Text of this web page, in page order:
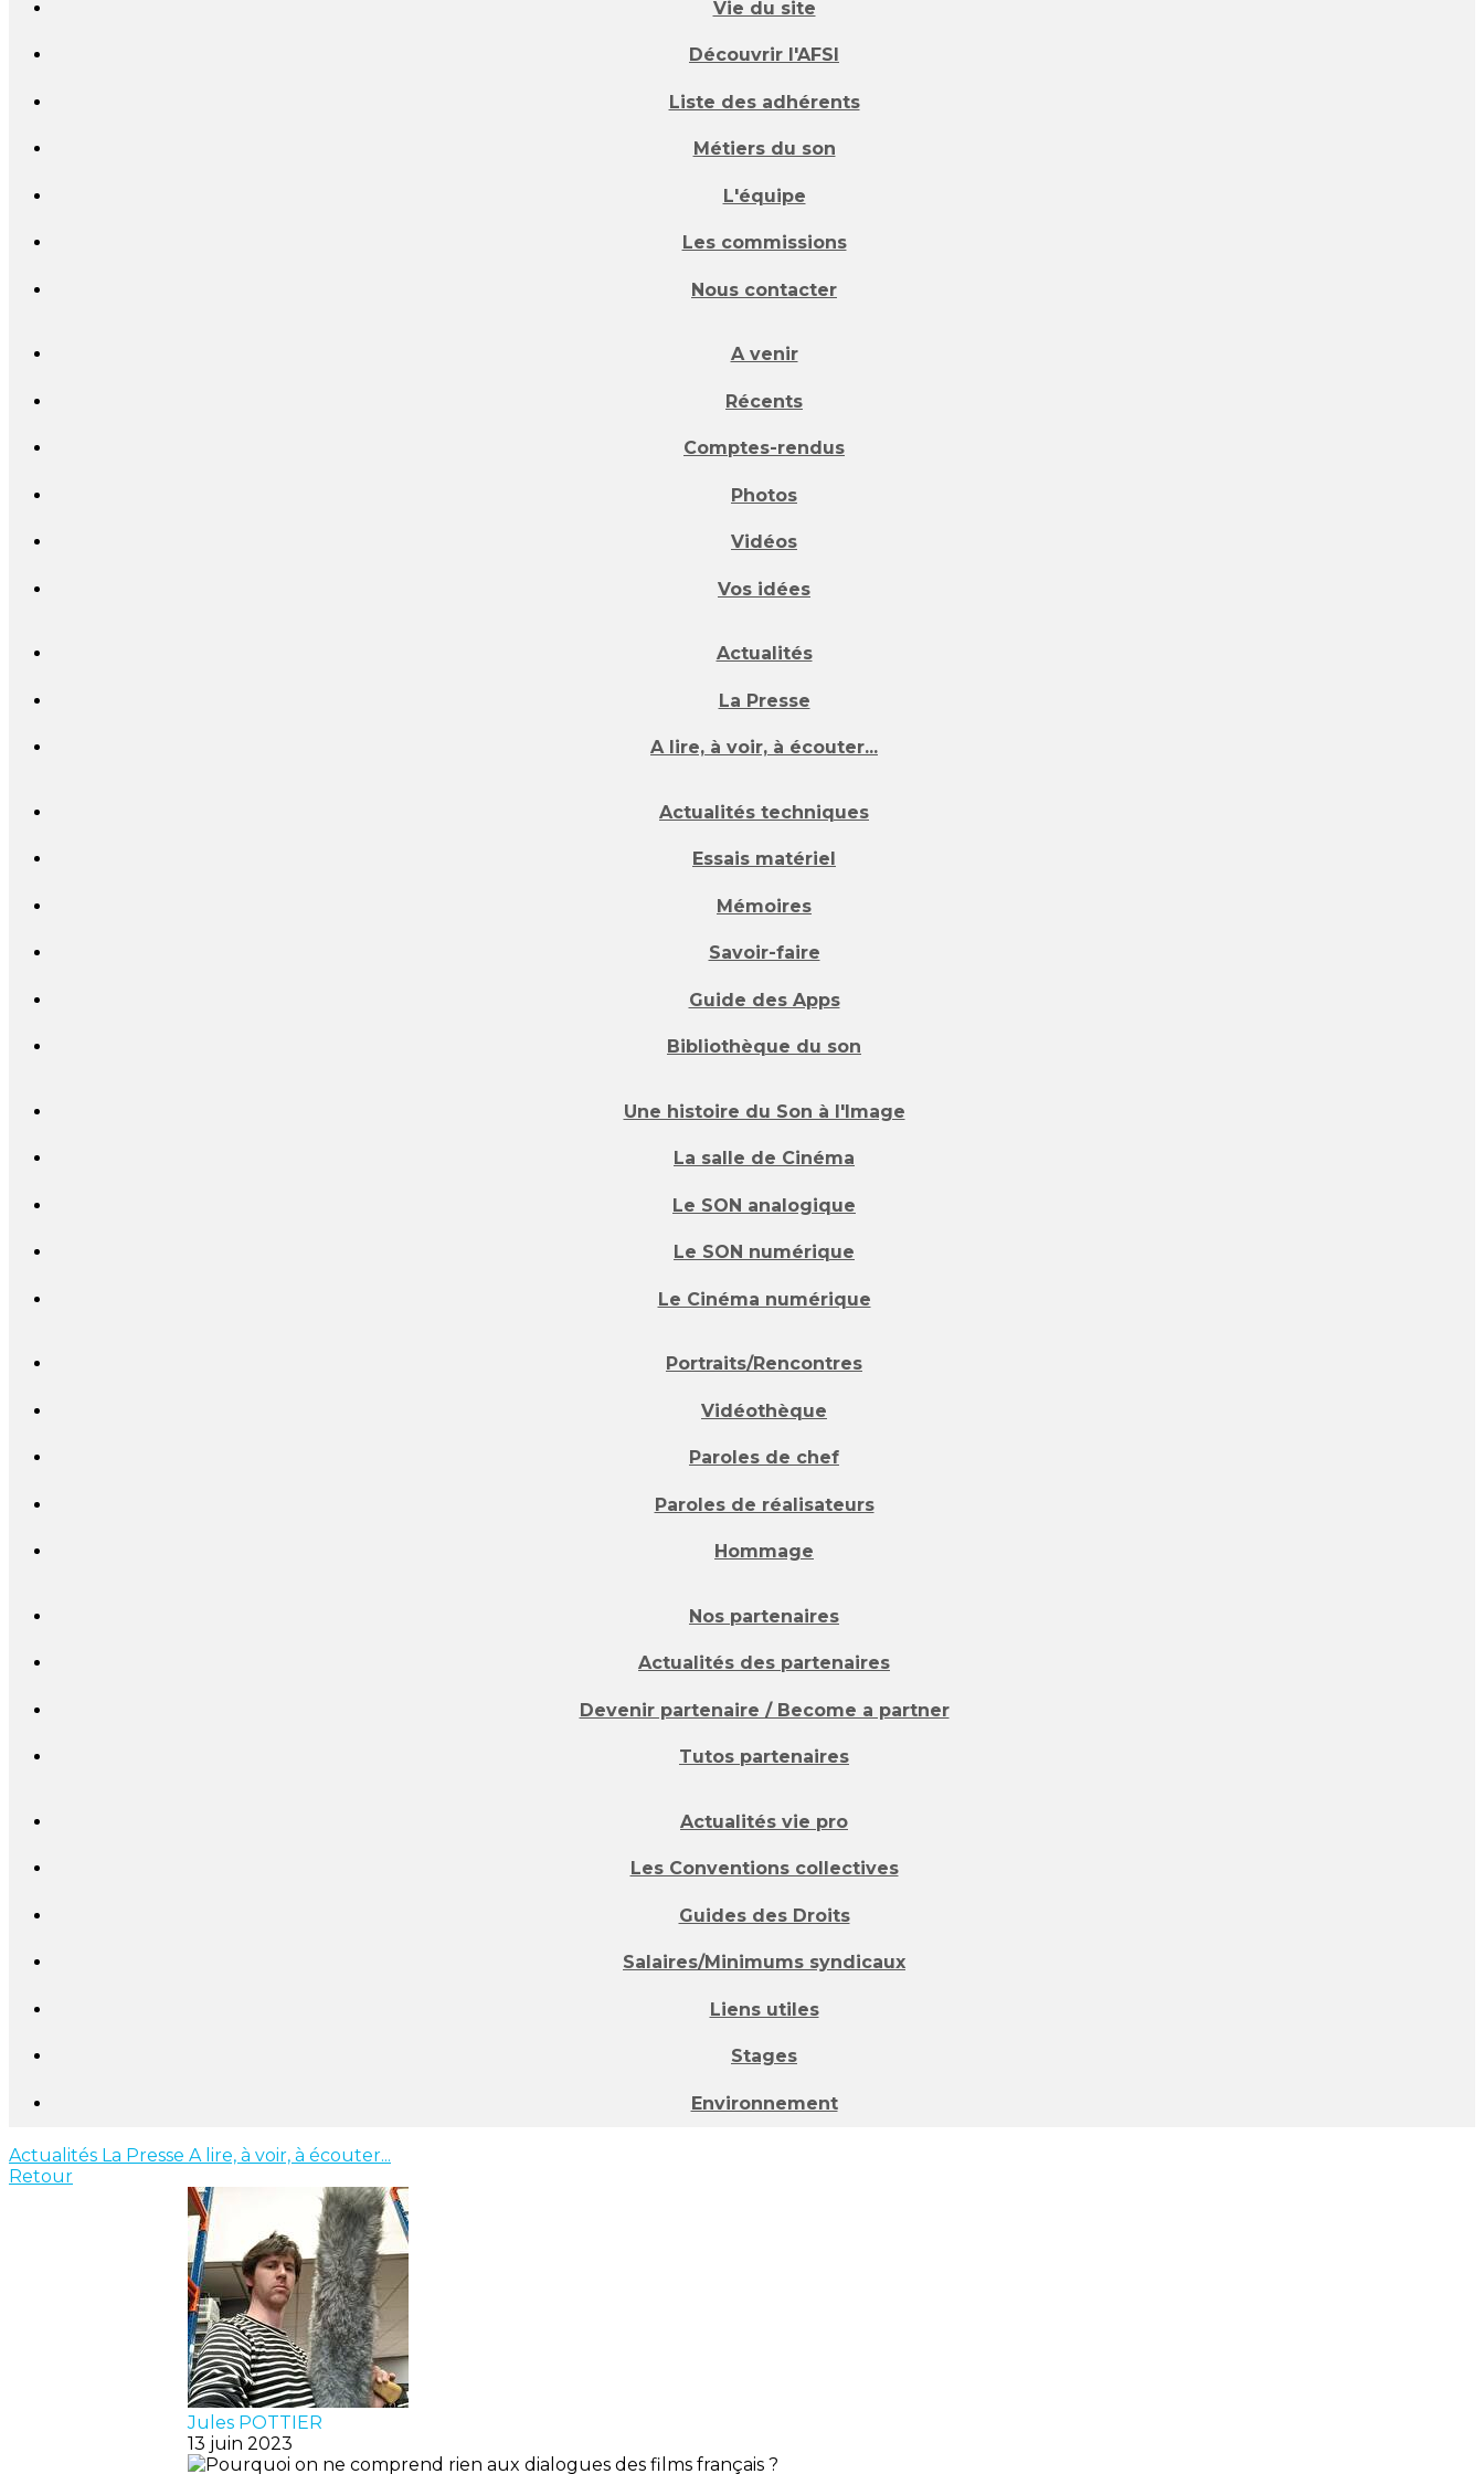
Vie du site
Découvrir l'AFSI
Liste des adhérents
Métiers du son
L'équipe
Les commissions
Nous contacter
A venir
Récents
Comptes-rendus
Photos
Vidéos
Vos idées
Actualités
La Presse
A lire, à voir, à écouter...
Actualités techniques
Essais matériel
Mémoires
Savoir-faire
Guide des Apps
Bibliothèque du son
Une histoire du Son à l'Image
La salle de Cinéma
Le SON analogique
Le SON numérique
Le Cinéma numérique
Portraits/Rencontres
Vidéothèque
Paroles de chef
Paroles de réalisateurs
Hommage
Nos partenaires
Actualités des partenaires
Devenir partenaire / Become a partner
Tutos partenaires
Actualités vie pro
Les Conventions collectives
Guides des Droits
Salaires/Minimums syndicaux
Liens utiles
Stages
Environnement
Actualités La Presse A lire, à voir, à écouter...
Retour
Jules POTTIER
13 juin 2023